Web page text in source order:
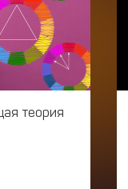
теория